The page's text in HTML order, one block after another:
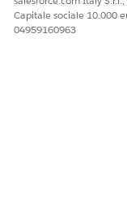
Capitale sociale 10.000
04959160963